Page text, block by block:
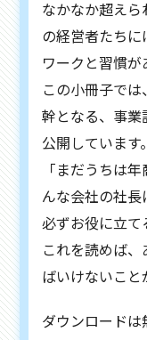
なかなか超え
の経営者たち
ワークと習慣が
この小冊子で
幹となる、事
公開しています。
「まだうちは
んな会社の社
必ずお役に立て
これを読めば
ばいけないこと
ダウンロード